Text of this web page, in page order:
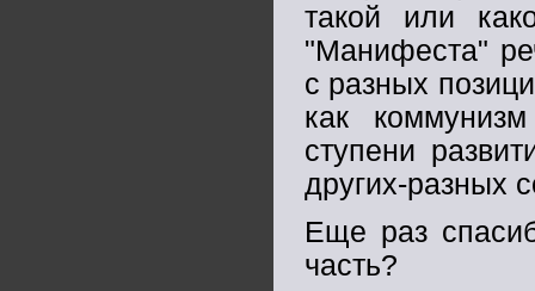
такой или
"Манифеста"
с разных
как
ступени
других-разных
Еще раз
часть?